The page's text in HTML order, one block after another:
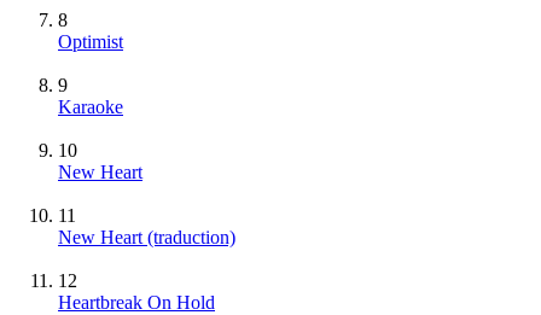
8
Optimist
9
Karaoke
10
New Heart
11
New Heart (traduction)
12
Heartbreak On Hold